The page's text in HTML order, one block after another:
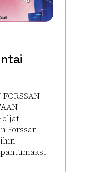
FORSSAN
Forssan